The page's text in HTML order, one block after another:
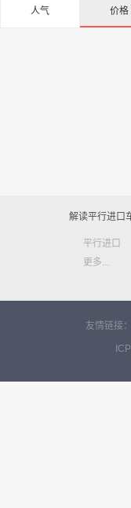
人气 价格
解读平行进口
平行进口
更多...
友情链接：